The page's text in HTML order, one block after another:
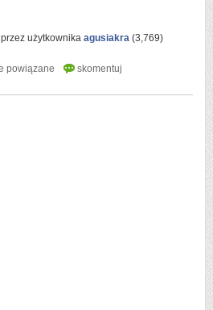
przez użytkownika agusiakra (3,769)